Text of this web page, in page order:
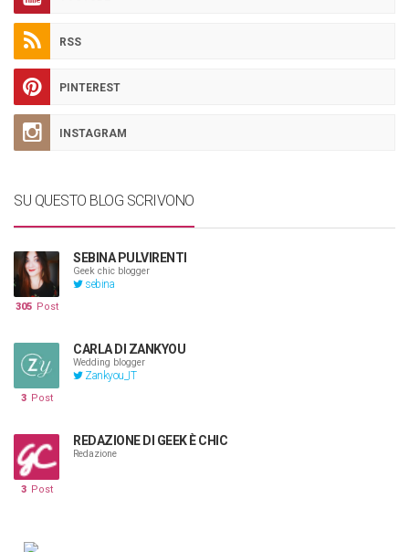
RSS
PINTEREST
INSTAGRAM
SU QUESTO BLOG SCRIVONO
SEBINA PULVIRENTI
Geek chic blogger
sebina
305 Post
CARLA DI ZANKYOU
Wedding blogger
Zankyou_IT
3 Post
REDAZIONE DI GEEK È CHIC
Redazione
3 Post